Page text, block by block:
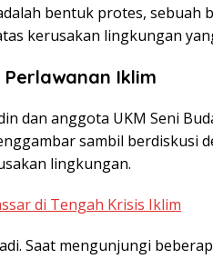
bentuk protes, sebuah
kerusakan lingkungan
Iklim
dan anggota UKM Seni
sambil berdiskusi
lingkungan.
di Tengah Krisis Iklim
Saat mengunjungi